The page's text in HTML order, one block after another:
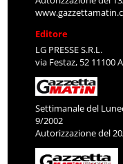
Editore
LG PRESSE S.R.L.
via Festaz, 52 11100
Settimanale del
9/2002
Autorizzazione del